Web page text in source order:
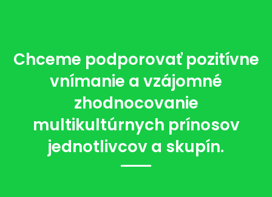
Chceme podporovať pozitívne
vnímanie a vzájomné
zhodnocovanie
multikultúrnych prínosov
jednotlivcov a skupín.